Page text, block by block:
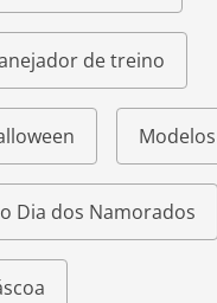
de treino
Dia dos Namorados